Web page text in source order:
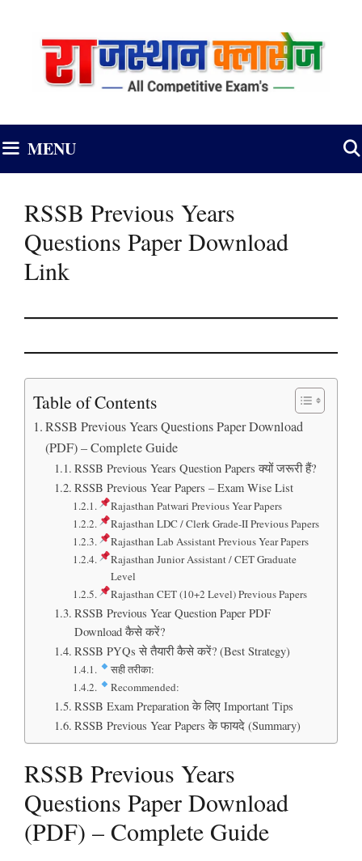
MENU
RSSB Previous Years
Questions Paper Download
Link
Table of Contents
RSSB Previous Years Questions Paper Download
(PDF) – Complete Guide
RSSB Previous Years Question Papers क्यों जरूरी हैं?
RSSB Previous Year Papers – Exam Wise List
Rajasthan Patwari Previous Year Papers
Rajasthan LDC / Clerk Grade-II Previous Papers
Rajasthan Lab Assistant Previous Year Papers
Rajasthan Junior Assistant / CET Graduate
Level
Rajasthan CET (10+2 Level) Previous Papers
RSSB Previous Year Question Paper PDF
Download कैसे करें?
RSSB PYQs से तैयारी कैसे करें? (Best Strategy)
सही तरीका:
Recommended:
RSSB Exam Preparation के लिए Important Tips
RSSB Previous Year Papers के फायदे (Summary)
RSSB Previous Years
Questions Paper Download
(PDF) – Complete Guide